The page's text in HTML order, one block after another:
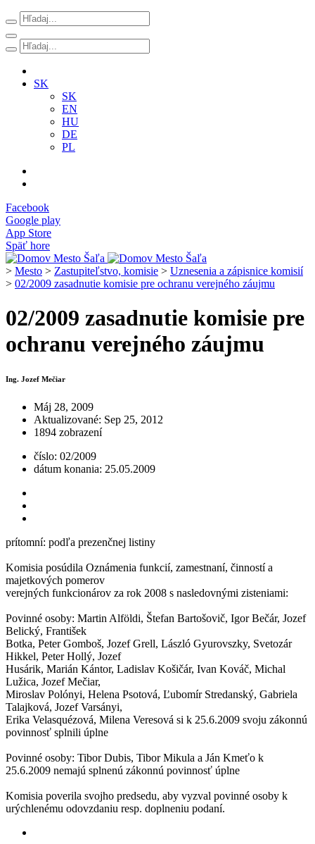
SK
SK
EN
HU
DE
PL
Facebook
Google play
App Store
Späť hore
> Mesto > Zastupiteľstvo, komisie > Uznesenia a zápisnice komisií
> 02/2009 zasadnutie komisie pre ochranu verejného záujmu
02/2009 zasadnutie komisie pre
ochranu verejného záujmu
Ing. Jozef Mečiar
Máj 28, 2009
Aktualizované: Sep 25, 2012
1894 zobrazení
číslo: 02/2009
dátum konania: 25.05.2009
prítomní: podľa prezenčnej listiny
Komisia posúdila Oznámenia funkcií, zamestnaní, činností a
majetkových pomerov
verejných funkcionárov za rok 2008 s nasledovnými zisteniami:
Povinné osoby: Martin Alföldi, Štefan Bartošovič, Igor Bečár, Jozef
Belický, František
Botka, Peter Gomboš, Jozef Grell, László Gyurovszky, Svetozár
Hikkel, Peter Hollý, Jozef
Husárik, Marián Kántor, Ladislav Košičár, Ivan Kováč, Michal
Lužica, Jozef Mečiar,
Miroslav Polónyi, Helena Psotová, Ľubomír Stredanský, Gabriela
Talajková, Jozef Varsányi,
Erika Velasquézová, Milena Veresová si k 25.6.2009 svoju zákonnú
povinnosť splnili úplne
Povinné osoby: Tibor Dubis, Tibor Mikula a Ján Kmeťo k
25.6.2009 nemajú splnenú zákonnú povinnosť úplne
Komisia poverila svojho predsedu, aby vyzval povinné osoby k
urýchlenému odovzdaniu resp. doplneniu podaní.